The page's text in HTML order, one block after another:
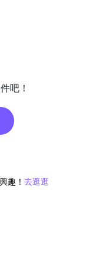
吧！
趣！ 去逛逛